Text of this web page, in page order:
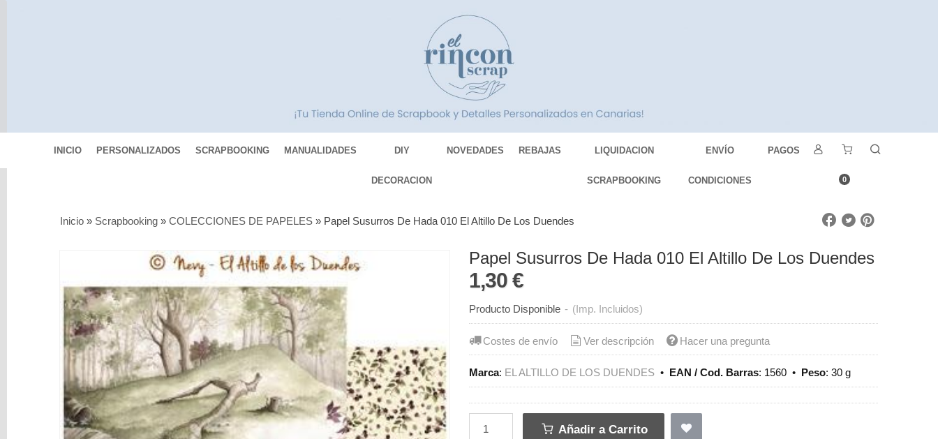
INICIO PERSONALIZADOS SCRAPBOOKING MANUALIDADES DIY
DECORACION
NOVEDADES REBAJAS LIQUIDACION
SCRAPBOOKING
ENVÍO
CONDICIONES
PAGOS
0
Pinturas
Mediums
Máquinas
Vinilos
REBAJAS
Inicio » Scrapbooking »COLECCIONES DE PAPELES » Papel Susurros De Hada 010 El Altillo De Los Duendes
Papel Susurros De Hada 010 El Altillo De Los Duendes
1,30 €
Producto Disponible - (Imp. Incluidos)
Costes de envío Ver descripción Hacer una pregunta
Marca: EL ALTILLO DE LOS DUENDES • EAN / Cod. Barras: 1560 • Peso:30 g
Añadir a Carrito